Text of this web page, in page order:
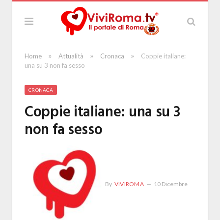
Home » Attualità » Cronaca »
Coppie italiane:
una su 3 non fa sesso
CRONACA
Coppie italiane: una su 3
non fa sesso
By VIVIROMA 10 Dicembre